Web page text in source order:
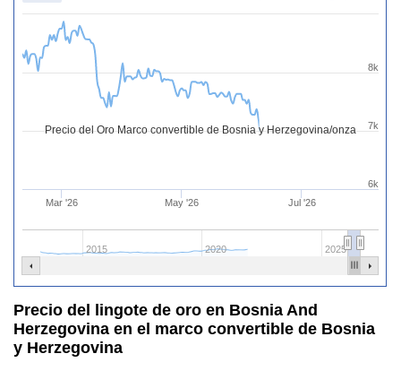
Precio del Oro Marco convertible de Bosnia y Herzegovina/onza
Mar '26 May '26 Jul '26
2015 2020 2025
7k
8k
6k
Precio del lingote de oro en Bosnia And
Herzegovina en el marco convertible de Bosnia
y Herzegovina